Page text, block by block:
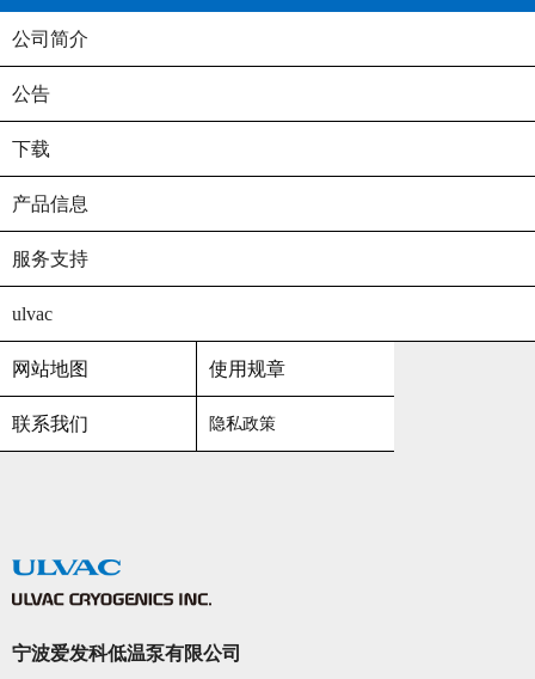
宁波爱发科低温泵有限公司
公司简介
公告
下载
产品信息
服务支持
ulvac
网站地图 使用规章
联系我们 隐私政策